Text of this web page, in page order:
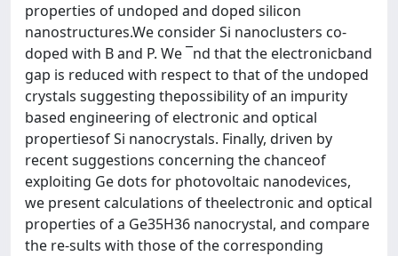
properties of undoped and doped silicon
nanostructures.We consider Si nanoclusters co-
doped with B and P. We ¯nd that the electronicband
gap is reduced with respect to that of the undoped
crystals suggesting thepossibility of an impurity
based engineering of electronic and optical
propertiesof Si nanocrystals. Finally, driven by
recent suggestions concerning the chanceof
exploiting Ge dots for photovoltaic nanodevices,
we present calculations of theelectronic and optical
properties of a Ge35H36 nanocrystal, and compare
the re-sults with those of the corresponding